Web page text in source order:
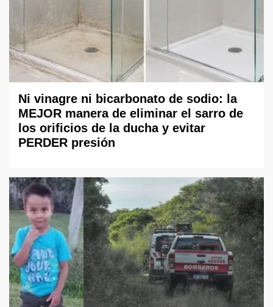
Ni vinagre ni bicarbonato de sodio: la
MEJOR manera de eliminar el sarro de
los orificios de la ducha y evitar
PERDER presión